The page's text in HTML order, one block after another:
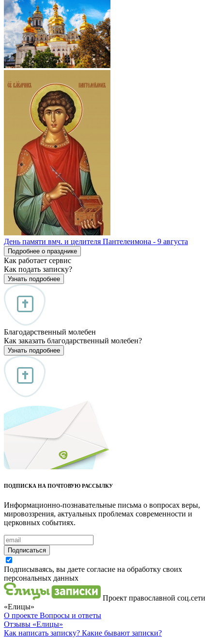
День памяти вмч. и целителя Пантелеимона - 9 августа
Подробнее о празднике
Как работает сервис
Как подать записку?
Узнать подробнее
Благодарственный молебен
Как заказать благодарственный молебен?
Узнать подробнее
ПОДПИСКА НА ПОЧТОВУЮ РАССЫЛКУ
Информационно-познавательные письма о вопросах веры,
мировоззрения, актуальных проблемах современности и
церковных событиях.
Подписаться
Подписываясь, вы даете согласие на обработку своих
персональных данных
Проект православной соц.сети
«Елицы»
О проекте Вопросы и ответы
Отзывы «Елицы»
Как написать записку? Какие бывают записки?